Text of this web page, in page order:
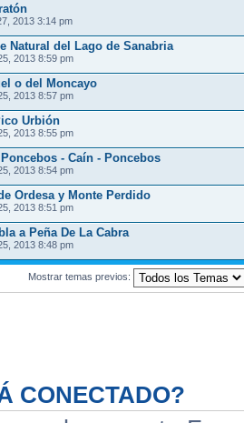
2013 3:14 pm
Natural del Lago de Sanabria
2013 8:59 pm
o del Moncayo
2013 8:57 pm
Urbión
2013 8:55 pm
- Caín - Poncebos
2013 8:54 pm
Ordesa y Monte Perdido
2013 8:51 pm
a Peña De La Cabra
2013 8:48 pm
Mostrar temas previos:
CONECTADO?